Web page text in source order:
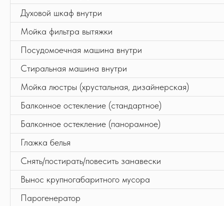
Духовой шкаф внутри
Мойка фильтра вытяжки
Посудомоечная машина внутри
Стиральная машина внутри
Мойка люстры (хрустальная, дизайнерская)
Балконное остекление (стандартное)
Балконное остекление (панорамное)
Глажка белья
Снять/постирать/повесить занавески
Вынос крупногабаритного мусора
Парогенератор
Приезжаем вовремя.
А если вдруг опоздаем - дадим скидку.
Менеджер всегда с Вами на связи 24/7.
02